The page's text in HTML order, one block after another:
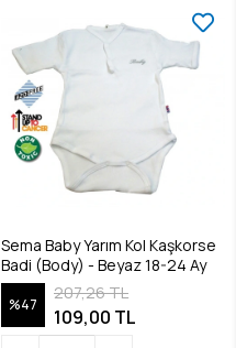
Sema Baby Yarım Kol Kaşkorse
Badi (Body) - Beyaz 18-24 Ay
%47
207,26 TL
109,00 TL